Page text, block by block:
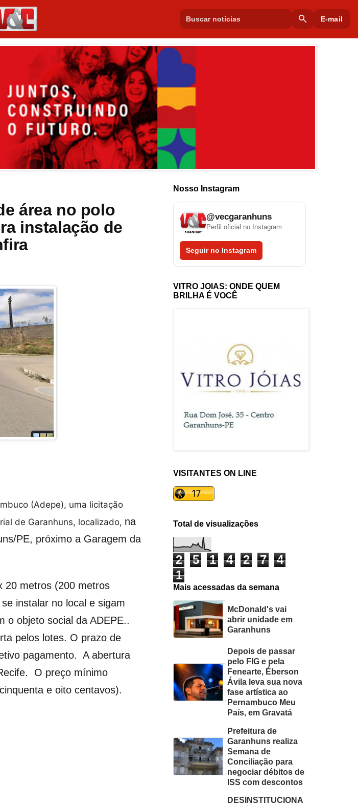
search E-mail
área no polo
instalação de
(Adepe), uma licitação
de Garanhuns, localizado, na
PE, próximo a Garagem da
20 metros (200 metros
instalar no local e sigam
o objeto social da ADEPE..
pelos lotes. O prazo de
pagamento. A abertura
O preço mínimo
e oito centavos).
Nosso Instagram
@vecgaranhuns
Perfil oficial no Instagram
Seguir no Instagram
VITRO JOIAS: ONDE QUEM
BRILHA É VOCÊ
VISITANTES ON LINE
Total de visualizações
2 5 1 4 2 7
4
1
Mais acessadas da semana
McDonald's vai
abrir unidade em
Garanhuns
Depois de passar
pelo FIG e pela
Fenearte, Éberson
Ávila leva sua nova
fase artística ao
Pernambuco Meu
País, em Gravatá
Prefeitura de
Garanhuns realiza
Semana de
Conciliação para
negociar débitos de
ISS com descontos
DESINSTITUCIONA